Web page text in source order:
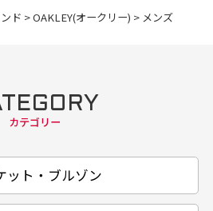
ド >OAKLEY(オークリー) > メンズ
カテゴリー
ット・ブルゾン